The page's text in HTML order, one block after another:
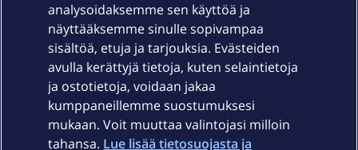
analysoidaksemme sen käyttöä ja
näyttääksemme sinulle sopivampaa
sisältöä, etuja ja tarjouksia. Evästeiden
avulla kerättyjä tietoja, kuten selaintietoja
ja ostotietoja, voidaan jakaa
kumppaneillemme suostumuksesi
mukaan. Voit muuttaa valintojasi milloin
tahansa. Lue lisää tietosuojasta ja